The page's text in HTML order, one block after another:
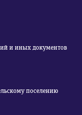
и иных документов
поселению